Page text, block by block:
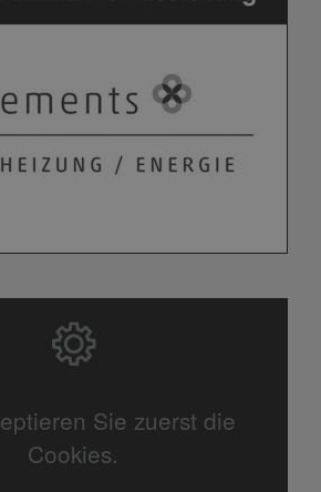
Sie zuerst die
Cookies.